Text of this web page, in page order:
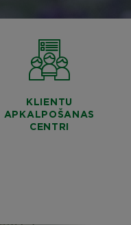
KLIENTU
APKALPOŠANAS
CENTRI